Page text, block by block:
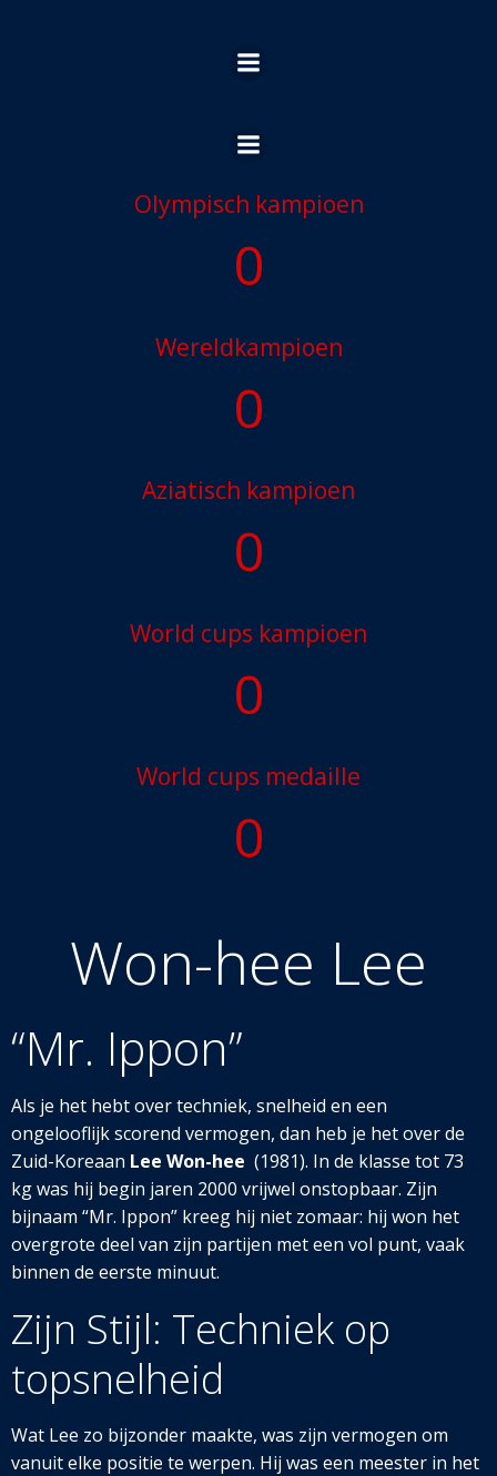
de
Olympisch kampioen
0
Wereldkampioen
0
Aziatisch kampioen
0
World cups kampioen
0
World cups medaille
0
Won-hee Lee
“Mr. Ippon”
Als je het hebt over techniek, snelheid en een
ongelooflijk scorend vermogen, dan heb je het over de
Zuid-Koreaan Lee Won-hee (1981). In de klasse tot 73
kg was hij begin jaren 2000 vrijwel onstopbaar. Zijn
bijnaam “Mr. Ippon” kreeg hij niet zomaar: hij won het
overgrote deel van zijn partijen met een vol punt, vaak
binnen de eerste minuut.
Zijn Stijl: Techniek op
topsnelheid
Wat Lee zo bijzonder maakte, was zijn vermogen om
vanuit elke positie te werpen. Hij was een meester in het